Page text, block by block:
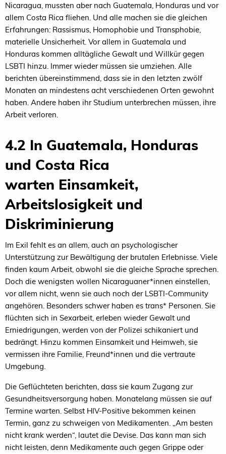
Nicaragua, mussten aber nach Guatemala, Honduras und vor
allem Costa Rica fliehen. Und alle machen sie die gleichen
Erfahrungen: Rassismus, Homophobie und Transphobie,
materielle Unsicherheit. Vor allem in Guatemala und
Honduras kommen alltägliche Gewalt und Willkür gegen
LSBTI hinzu. Immer wieder müssen sie umziehen. Alle
berichten übereinstimmend, dass sie in den letzten zwölf
Monaten an mindestens acht verschiedenen Orten gewohnt
haben. Andere haben ihr Studium unterbrechen müssen, ihre
Arbeit verloren.
4.2 In Guatemala, Honduras
und Costa Rica
warten Einsamkeit,
Arbeitslosigkeit und
Diskriminierung
Im Exil fehlt es an allem, auch an psychologischer
Unterstützung zur Bewältigung der brutalen Erlebnisse. Viele
finden kaum Arbeit, obwohl sie die gleiche Sprache sprechen.
Doch die wenigsten wollen Nicaraguaner*innen einstellen,
vor allem nicht, wenn sie auch noch der LSBTI-Community
angehören. Besonders schwer haben es trans* Personen. Sie
flüchten sich in Sexarbeit, erleben wieder Gewalt und
Erniedrigungen, werden von der Polizei schikaniert und
bedrängt. Hinzu kommen Einsamkeit und Heimweh, sie
vermissen ihre Familie, Freund*innen und die vertraute
Umgebung.
Die Geflüchteten berichten, dass sie kaum Zugang zur
Gesundheitsversorgung haben. Monatelang müssen sie auf
Termine warten. Selbst HIV-Positive bekommen keinen
Termin, ganz zu schweigen von Medikamenten. „Am besten
nicht krank werden“, lautet die Devise. Das kann man sich
nicht leisten, denn Medikamente auch gegen Grippe oder